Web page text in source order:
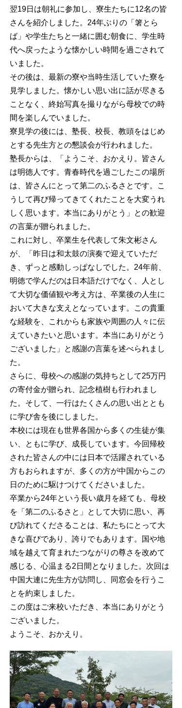
翌19日は朝礼に参加し、寮生たちに12名の皆
さんを紹介しました。24年ぶりの「箸とら
ば」や学生たちと一緒に囲む朝食に、学生時
代へ戻ったような懐かしい時間を過ごされて
いました。
その後は、最新の寮や当時生活していた寮を
見学しました。懐かしい思い出に話が尽きる
ことなく、終始写真を撮りながら母校での時
間を楽しんでいました。
寮見学の後には、塾長、校長、教頭をはじめ
とする先生方との懇談会が行われました。
塾長からは、「ようこそ、おかえり。皆さん
は明徳人です。青春時代を過ごしたこの場所
は、皆さんにとって第二のふるさとです。こ
うして再び帰ってきてくれたことを大変うれ
しく思います。本当にありがとう」との歓迎
の言葉が贈られました。
これに対し、卒業生を代表して朱文彬さん
が、「昨日は和太鼓の演奏で迎えていただ
き、ずっと感動しっぱなしでした。24年前、
明徳で学んだのは日本語だけでなく、人とし
て大切な価値観や考え方は、卒業後の人生に
おいて大きな支えとなっています。この貴重
な経験を、これからも家族や周囲の人々に伝
えていきたいと思います。本当にありがとう
ございました」と感謝の言葉を述べられまし
た。
さらに、母校への感謝の気持ちとして25万円
の寄付金が贈られ、記念植樹も行われまし
た。そして、一行はたくさんの思い出ととも
に学び舎を後にしました。
本校には現在も世界各国から多くの生徒が集
い、ともに学び、成長しています。今回帰校
された皆さんの中には日本で活躍されている
方もおられますが、多くの方が中国からこの
日のために駆けつけてくださいました。
卒業から24年という長い歳月を経ても、母校
を「第二のふるさと」として大切に思い、再
び訪れてくださることは、私たちにとって大
きな喜びであり、誇りでもあります。国や地
域を越えて育まれたつながりの尊さを改めて
感じる、心温まる2日間となりました。次回は
中国大連に先生方が訪問し、同窓会を行うこ
とを約束しました。
この度はご来校いただき、本当にありがとう
ございました。
ようこそ、おかえり。